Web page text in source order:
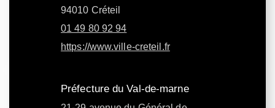
94010 Créteil
01 49 80 92 94
https://www.ville-creteil.fr
Préfecture du Val-de-marne